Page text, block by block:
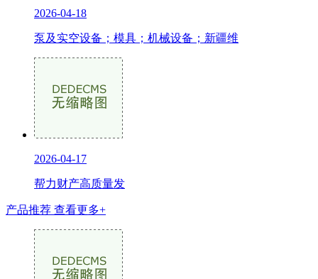
2026-04-18
泵及实空设备；模具；机械设备；新疆维
2026-04-17
帮力财产高质量发
产品推荐 查看更多+